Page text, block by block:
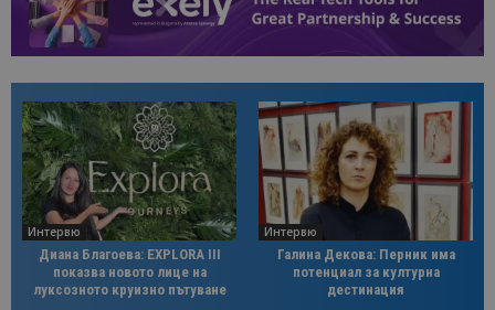
Интервю
Диана Благоева: EXPLORA III
показва новото лице на
луксозното круизно пътуване
Интервю
Галина Декова: Перник има
потенциал за културна
дестинация